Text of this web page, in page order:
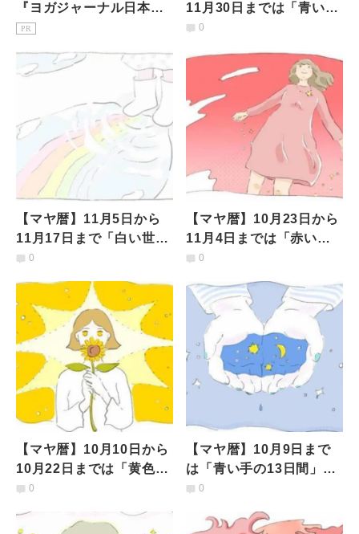
『ヨガジャーナル日本
版』予約購読のご案内
PR
11月30日までは「青い嵐
の13日間」何を意識して
0
【マヤ暦】11月5日から
11月17日まで「白い世界
の橋渡しの13日間」何を
0
【マヤ暦】10月23日から
11月4日までは「赤い空
歩く人の13日間」何を意
0
【マヤ暦】10月10日から
10月22日までは「黄色い
太陽の13日間」何を意識
0
【マヤ暦】10月9日まで
は「青い手の13日間」何
を意識して過ごすべき？
0